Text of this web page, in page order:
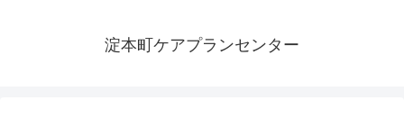
淀本町ケアプランセンター